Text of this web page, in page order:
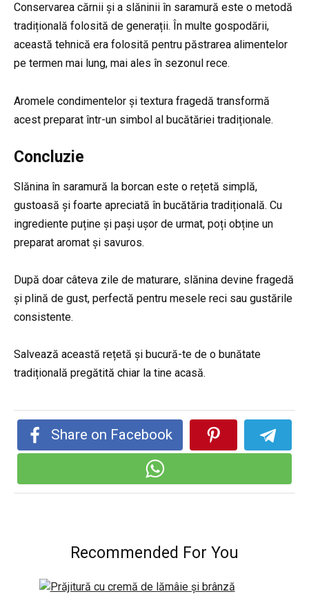
Conservarea cărnii și a slăninii în saramură este o metodă
tradițională folosită de generații. În multe gospodării,
această tehnică era folosită pentru păstrarea alimentelor
pe termen mai lung, mai ales în sezonul rece.
Aromele condimentelor și textura fragedă transformă
acest preparat într-un simbol al bucătăriei tradiționale.
Concluzie
Slănina în saramură la borcan este o rețetă simplă,
gustoasă și foarte apreciată în bucătăria tradițională. Cu
ingrediente puține și pași ușor de urmat, poți obține un
preparat aromat și savuros.
După doar câteva zile de maturare, slănina devine fragedă
și plină de gust, perfectă pentru mesele reci sau gustările
consistente.
Salvează această rețetă și bucură-te de o bunătate
tradițională pregătită chiar la tine acasă.
Share on Facebook
Recommended For You